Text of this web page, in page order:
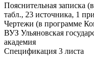
Пояснительная записка
табл., 23 источника, 1
Чертежи (в программе
ВУЗ Ульяновская
академия
Спецификация 3 листа